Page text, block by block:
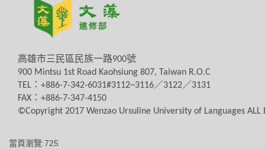
高雄市三民區民族一路900號
900 Mintsu 1st Road Kaohsiung 807, Taiwan R.O.C
TEL ： +886-7-342-6031#3112~3116／ 3122／ 3131
FAX ： +886-7-347-4150
©Copyright 2017 Wenzao Ursuline University of Languages ALL
當頁瀏覽:725